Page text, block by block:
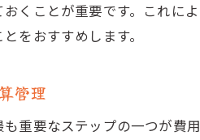
くことが重要です。これに
をおすすめします。
管理
重要なステップの一つが費